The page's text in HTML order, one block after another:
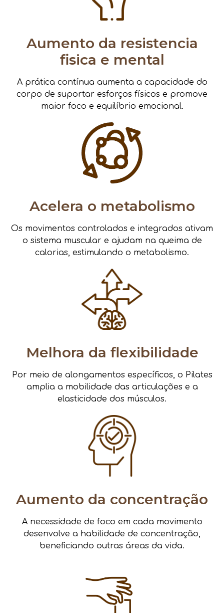
Aumento da resistencia
fisica e mental
A prática contínua aumenta a capacidade do
corpo de suportar esforços físicos e promove
maior foco e equilíbrio emocional.
Acelera o metabolismo
Os movimentos controlados e integrados ativam
o sistema muscular e ajudam na queima de
calorias, estimulando o metabolismo.
Melhora da flexibilidade
Por meio de alongamentos específicos, o Pilates
amplia a mobilidade das articulações e a
elasticidade dos músculos.
Aumento da concentração
A necessidade de foco em cada movimento
desenvolve a habilidade de concentração,
beneficiando outras áreas da vida.